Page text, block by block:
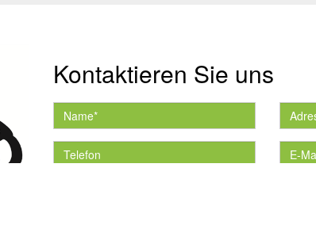
Kontaktieren Sie uns